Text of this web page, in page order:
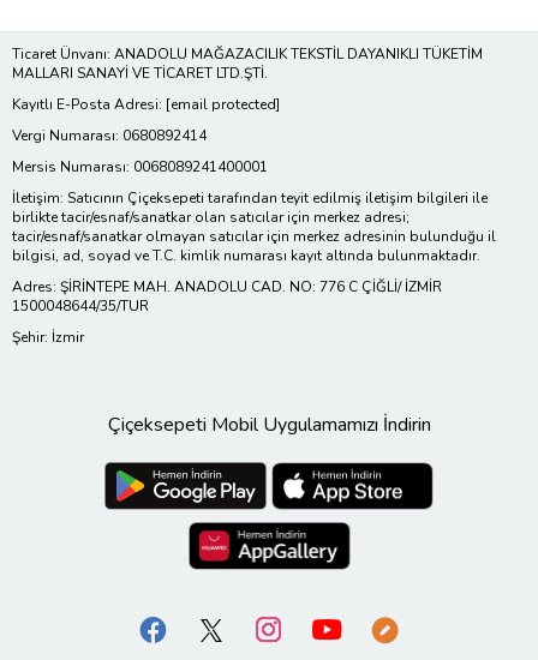
Ticaret Ünvanı: ANADOLU MAĞAZACILIK TEKSTİL DAYANIKLI TÜKETİM
MALLARI SANAYİ VE TİCARET LTD.ŞTİ.
Kayıtlı E-Posta Adresi: [email protected]
Vergi Numarası: 0680892414
Mersis Numarası: 0068089241400001
İletişim: Satıcının Çiçeksepeti tarafından teyit edilmiş iletişim bilgileri ile
birlikte tacir/esnaf/sanatkar olan satıcılar için merkez adresi;
tacir/esnaf/sanatkar olmayan satıcılar için merkez adresinin bulunduğu il
bilgisi, ad, soyad ve T.C. kimlik numarası kayıt altında bulunmaktadır.
Adres: ŞİRİNTEPE MAH. ANADOLU CAD. NO: 776 C ÇİĞLİ/ İZMİR
1500048644/35/TUR
Şehir: İzmir
Çiçeksepeti Mobil Uygulamamızı İndirin